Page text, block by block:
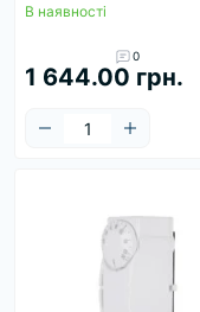
В наявності
0
1 644.00 грн.